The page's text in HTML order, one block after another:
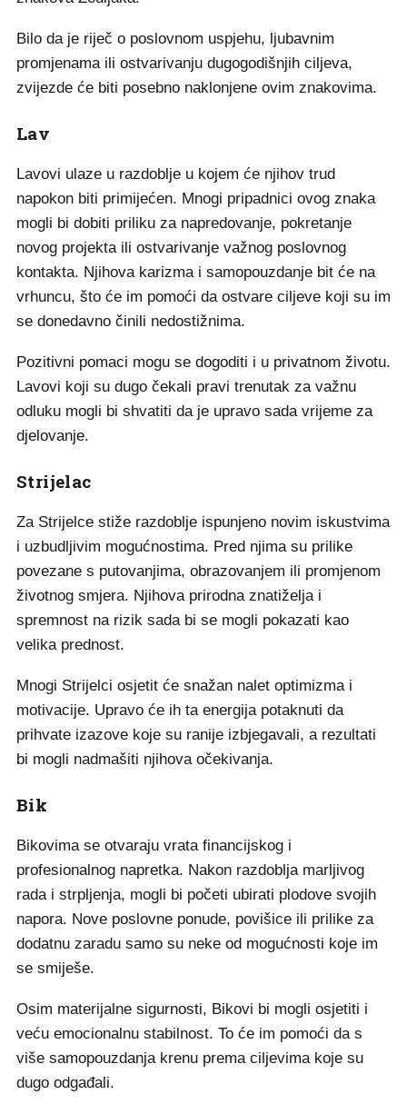
Bilo da je riječ o poslovnom uspjehu, ljubavnim
promjenama ili ostvarivanju dugogodišnjih ciljeva,
zvijezde će biti posebno naklonjene ovim znakovima.
Lav
Lavovi ulaze u razdoblje u kojem će njihov trud
napokon biti primijećen. Mnogi pripadnici ovog znaka
mogli bi dobiti priliku za napredovanje, pokretanje
novog projekta ili ostvarivanje važnog poslovnog
kontakta. Njihova karizma i samopouzdanje bit će na
vrhuncu, što će im pomoći da ostvare ciljeve koji su im
se donedavno činili nedostižnima.
Pozitivni pomaci mogu se dogoditi i u privatnom životu.
Lavovi koji su dugo čekali pravi trenutak za važnu
odluku mogli bi shvatiti da je upravo sada vrijeme za
djelovanje.
Strijelac
Za Strijelce stiže razdoblje ispunjeno novim iskustvima
i uzbudljivim mogućnostima. Pred njima su prilike
povezane s putovanjima, obrazovanjem ili promjenom
životnog smjera. Njihova prirodna znatiželja i
spremnost na rizik sada bi se mogli pokazati kao
velika prednost.
Mnogi Strijelci osjetit će snažan nalet optimizma i
motivacije. Upravo će ih ta energija potaknuti da
prihvate izazove koje su ranije izbjegavali, a rezultati
bi mogli nadmašiti njihova očekivanja.
Bik
Bikovima se otvaraju vrata financijskog i
profesionalnog napretka. Nakon razdoblja marljivog
rada i strpljenja, mogli bi početi ubirati plodove svojih
napora. Nove poslovne ponude, povišice ili prilike za
dodatnu zaradu samo su neke od mogućnosti koje im
se smiješe.
Osim materijalne sigurnosti, Bikovi bi mogli osjetiti i
veću emocionalnu stabilnost. To će im pomoći da s
više samopouzdanja krenu prema ciljevima koje su
dugo odgađali.